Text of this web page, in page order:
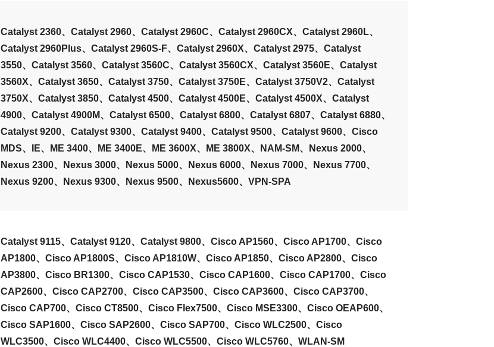
Catalyst 2360、Catalyst 2960、Catalyst 2960C、Catalyst 2960CX、Catalyst 2960L、
Catalyst 2960Plus、Catalyst 2960S-F、Catalyst 2960X、Catalyst 2975、Catalyst
3550、Catalyst 3560、Catalyst 3560C、Catalyst 3560CX、Catalyst 3560E、Catalyst
3560X、Catalyst 3650、Catalyst 3750、Catalyst 3750E、Catalyst 3750V2、Catalyst
3750X、Catalyst 3850、Catalyst 4500、Catalyst 4500E、Catalyst 4500X、Catalyst
4900、Catalyst 4900M、Catalyst 6500、Catalyst 6800、Catalyst 6807、Catalyst 6880、
Catalyst 9200、Catalyst 9300、Catalyst 9400、Catalyst 9500、Catalyst 9600、Cisco
MDS、IE、ME 3400、ME 3400E、ME 3600X、ME 3800X、NAM-SM、Nexus 2000、
Nexus 2300、Nexus 3000、Nexus 5000、Nexus 6000、Nexus 7000、Nexus 7700、
Nexus 9200、Nexus 9300、Nexus 9500、Nexus5600、VPN-SPA
Catalyst 9115、Catalyst 9120、Catalyst 9800、Cisco AP1560、Cisco AP1700、Cisco
AP1800、Cisco AP1800S、Cisco AP1810W、Cisco AP1850、Cisco AP2800、Cisco
AP3800、Cisco BR1300、Cisco CAP1530、Cisco CAP1600、Cisco CAP1700、Cisco
CAP2600、Cisco CAP2700、Cisco CAP3500、Cisco CAP3600、Cisco CAP3700、
Cisco CAP700、Cisco CT8500、Cisco Flex7500、Cisco MSE3300、Cisco OEAP600、
Cisco SAP1600、Cisco SAP2600、Cisco SAP700、Cisco WLC2500、Cisco
WLC3500、Cisco WLC4400、Cisco WLC5500、Cisco WLC5760、WLAN-SM